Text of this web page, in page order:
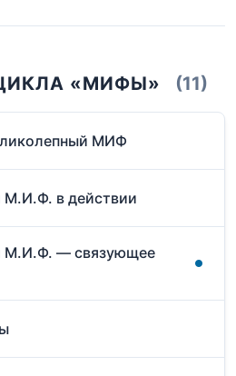
«МИФЫ» (11)
МИФ
М.И.Ф. в действии
М.И.Ф. — связующее